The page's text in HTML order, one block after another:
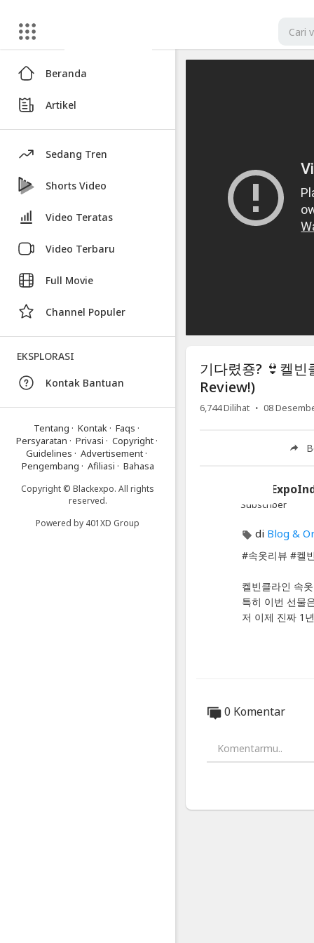
Artikel
렸
죵?
2
💖
Calvin
underwear
기다렸죵? 👙켈
Review!)
6,744Dilihat · 08
Subscriber
di Blog &
#속옷리뷰 #켈
켈빈클라인 속
특히 이번 선물
저 이제 진짜 1
0 Komentar
Beranda
Artikel
Sedang Tren
Shorts Video
Video Teratas
Video Terbaru
Full Movie
Channel Populer
EKSPLORASI
Kontak Bantuan
Tentang · Kontak · Faqs ·
Persyaratan · Privasi · Copyright·
Guidelines · Advertisement ·
Pengembang · Afiliasi · Bahasa
Copyright © Blackexpo. All rights
reserved.
Powered by 401XD Group